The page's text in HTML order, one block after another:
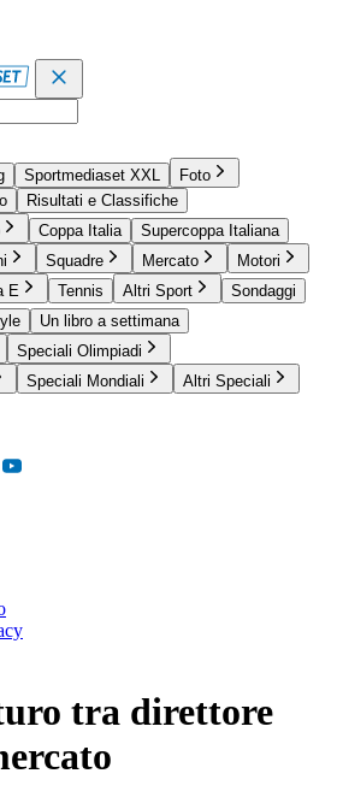
Sportmediaset XXL
Foto
Risultati e Classifiche
Coppa Italia
Supercoppa Italiana
Squadre Mercato
Motori
E Tennis Altri Sport
Sondaggi
Un libro a settimana
Speciali Olimpiadi
Speciali Mondiali Altri Speciali
tra direttore